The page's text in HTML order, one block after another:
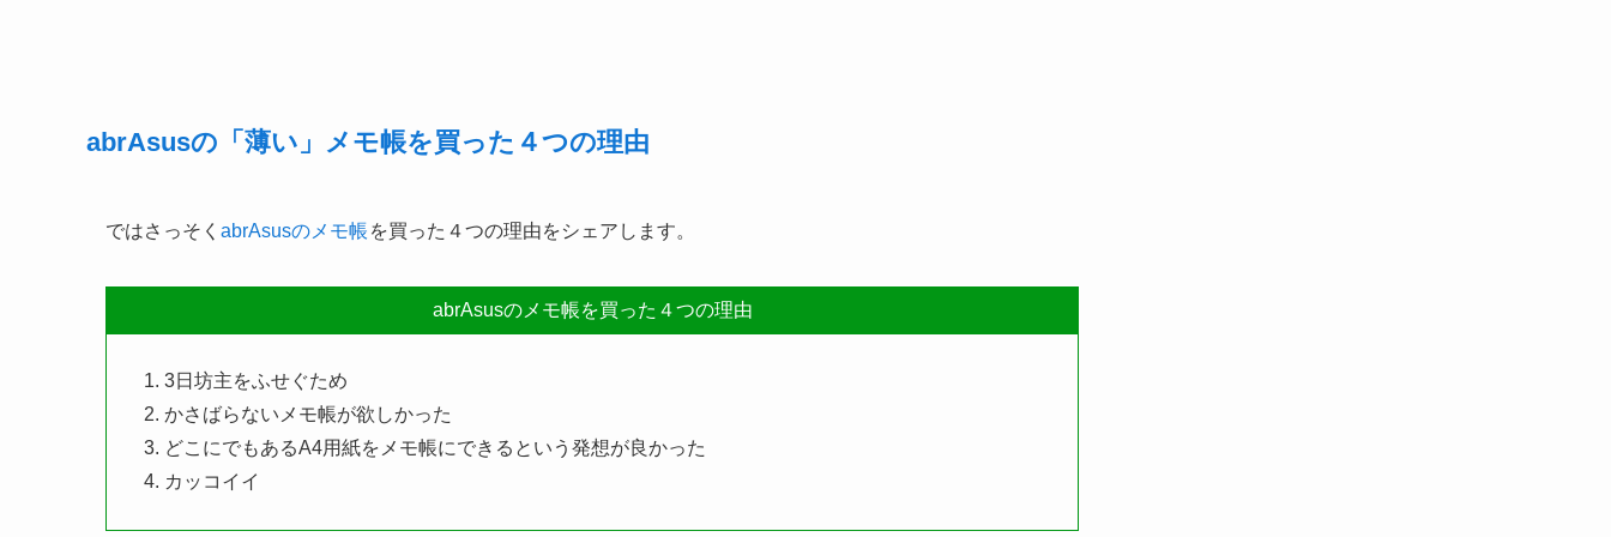
abrAsusの「薄い」メモ帳を買った４つの理由
ではさっそく abrAsusのメモ帳 を買った４つの理由をシェアします。
abrAsusのメモ帳を買った４つの理由
3日坊主をふせぐため
かさばらないメモ帳が欲しかった
どこにでもあるA4用紙をメモ帳にできるという発想が良かった
カッコイイ